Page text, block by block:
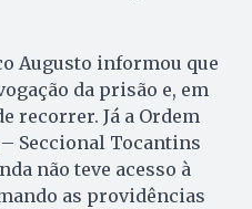
Augusto informou que
da prisão e, em
recorrer. Já a Ordem
Seccional Tocantins
não teve acesso à
as providências